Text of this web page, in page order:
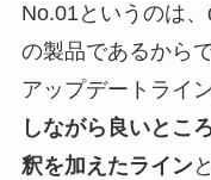
No.01というのは
の製品であるからで
アップデートライン
しながら良いとこ
釈を加えたライン